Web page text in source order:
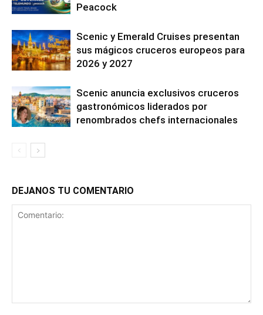
Peacock
Scenic y Emerald Cruises presentan
sus mágicos cruceros europeos para
2026 y 2027
Scenic anuncia exclusivos cruceros
gastronómicos liderados por
renombrados chefs internacionales
DEJANOS TU COMENTARIO